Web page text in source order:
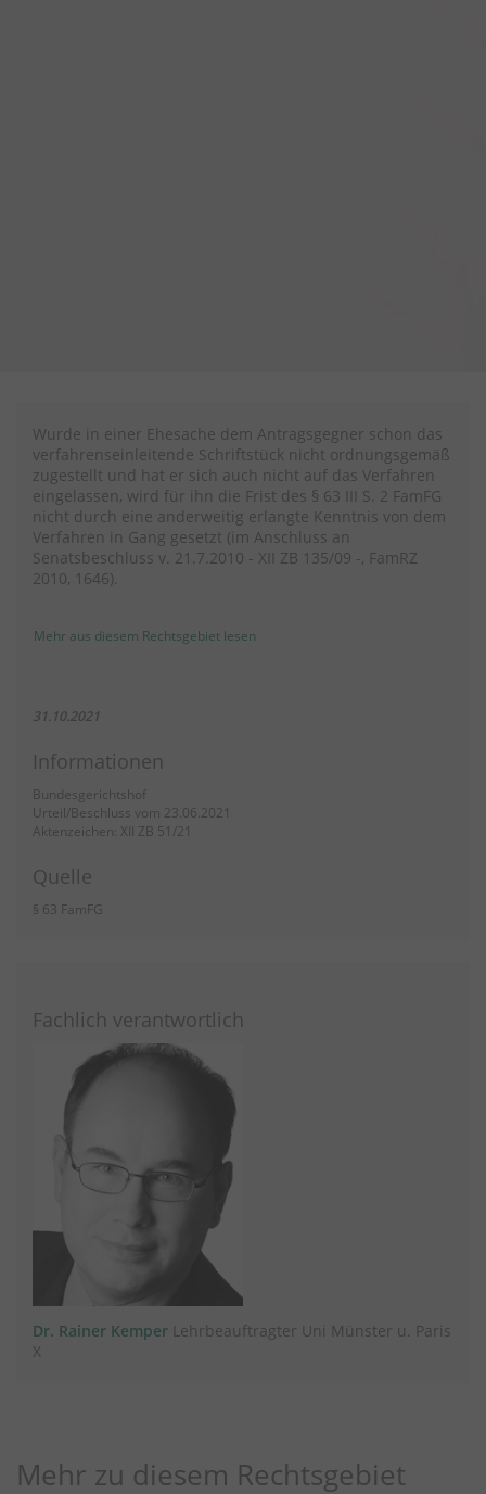
Wurde in einer Ehesache dem Antragsgegner schon das
verfahrenseinleitende Schriftstück nicht ordnungsgemäß
zugestellt und hat er sich auch nicht auf das Verfahren
eingelassen, wird für ihn die Frist des § 63 III S. 2 FamFG
nicht durch eine anderweitig erlangte Kenntnis von dem
Verfahren in Gang gesetzt (im Anschluss an
Senatsbeschluss v. 21.7.2010 - XII ZB 135/09 -, FamRZ
2010, 1646).
Mehr aus diesem Rechtsgebiet lesen
31.10.2021
Informationen
Bundesgerichtshof
Urteil/Beschluss vom 23.06.2021
Aktenzeichen: XII ZB 51/21
Quelle
§ 63 FamFG
Fachlich verantwortlich
Dr. Rainer Kemper Lehrbeauftragter Uni Münster u. Paris
X
Mehr zu diesem Rechtsgebiet